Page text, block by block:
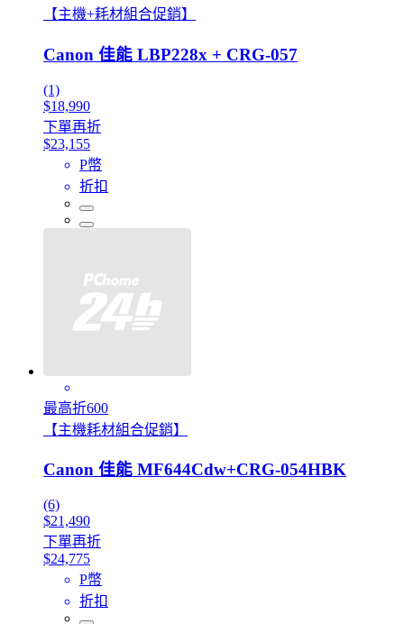
【主機+耗材組合促銷】
Canon 佳能 LBP228x + CRG-057
(1)
$18,990
下單再折
$23,155
P幣
折扣
最高折600
【主機耗材組合促銷】
Canon 佳能 MF644Cdw+CRG-054HBK
(6)
$21,490
下單再折
$24,775
P幣
折扣